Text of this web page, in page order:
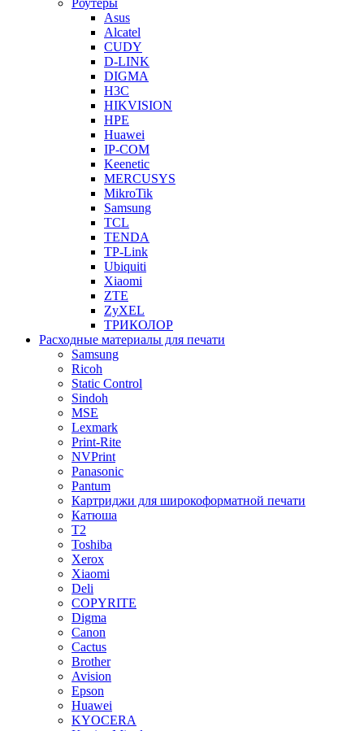
Роутеры
Asus
Alcatel
CUDY
D-LINK
DIGMA
H3C
HIKVISION
HPE
Huawei
IP-COM
Keenetic
MERCUSYS
MikroTik
Samsung
TCL
TENDA
TP-Link
Ubiquiti
Xiaomi
ZTE
ZyXEL
ТРИКОЛОР
Расходные материалы для печати
Samsung
Ricoh
Static Control
Sindoh
MSE
Lexmark
Print-Rite
NVPrint
Panasonic
Pantum
Картриджи для широкоформатной печати
Катюша
T2
Toshiba
Xerox
Xiaomi
Deli
COPYRITE
Digma
Canon
Cactus
Brother
Avision
Epson
Huawei
KYOCERA